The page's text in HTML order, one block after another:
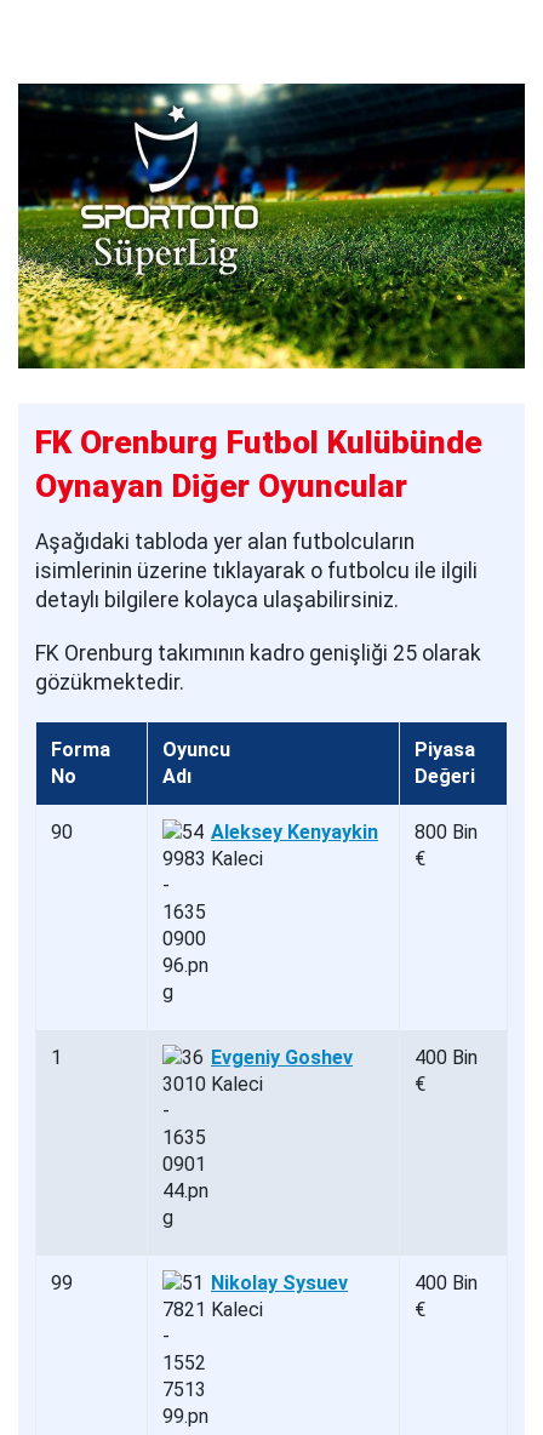
FK Orenburg Futbol Kulübünde
Oynayan Diğer Oyuncular
Aşağıdaki tabloda yer alan futbolcuların
isimlerinin üzerine tıklayarak o futbolcu ile ilgili
detaylı bilgilere kolayca ulaşabilirsiniz.
FK Orenburg takımının kadro genişliği 25 olarak
gözükmektedir.
Forma
No
Oyuncu
Adı
Piyasa
Değeri
90
Aleksey Kenyaykin
Kaleci
800 Bin
€
1
Evgeniy Goshev
Kaleci
400 Bin
€
99
Nikolay Sysuev
Kaleci
400 Bin
€